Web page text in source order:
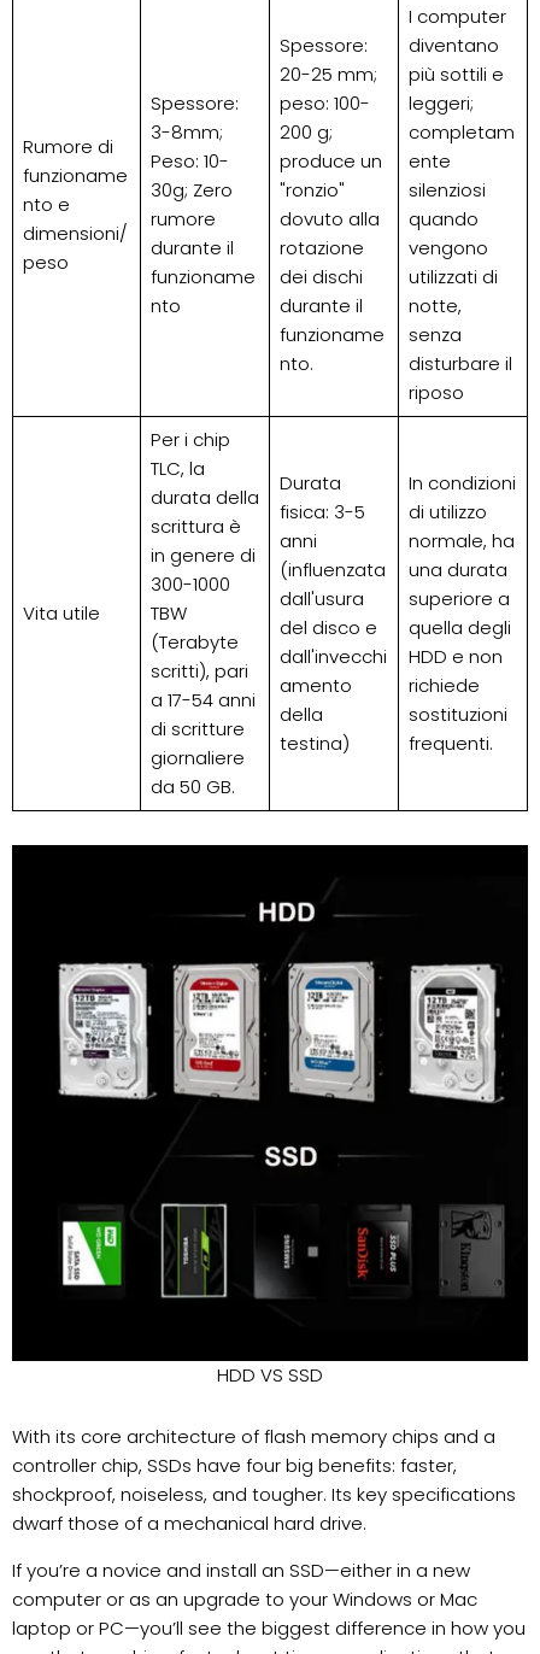
Rumore di
funzioname
nto e
dimensioni/
peso
Spessore:
3-8mm;
Peso: 10-
30g; Zero
rumore
durante il
funzioname
nto
Spessore:
20-25 mm;
peso: 100-
200 g;
produce un
"ronzio"
dovuto alla
rotazione
dei dischi
durante il
funzioname
nto.
I computer
diventano
più sottili e
leggeri;
completam
ente
silenziosi
quando
vengono
utilizzati di
notte,
senza
disturbare il
riposo
Vita utile
Per i chip
TLC, la
durata della
scrittura è
in genere di
300-1000
TBW
(Terabyte
scritti), pari
a 17-54 anni
di scritture
giornaliere
da 50 GB.
Durata
fisica: 3-5
anni
(influenzata
dall'usura
del disco e
dall'invecchi
amento
della
testina)
In condizioni
di utilizzo
normale, ha
una durata
superiore a
quella degli
HDD e non
richiede
sostituzioni
frequenti.
HDD VS SSD
With its core architecture of flash memory chips and a
controller chip, SSDs have four big benefits: faster,
shockproof, noiseless, and tougher. Its key specifications
dwarf those of a mechanical hard drive.
If you’re a novice and install an SSD—either in a new
computer or as an upgrade to your Windows or Mac
laptop or PC—you’ll see the biggest difference in how you